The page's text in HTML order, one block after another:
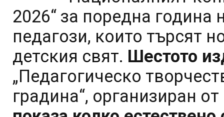
2026“ за поредна
педагози, които търсят
детския свят. Шестото
„Педагогическо
градина“, организиран